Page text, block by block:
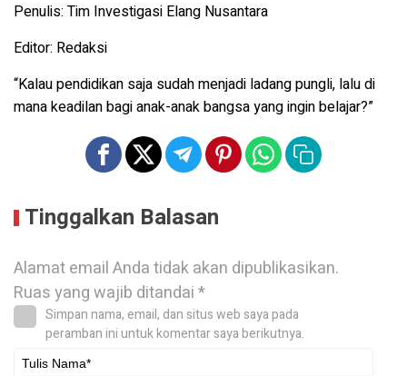
Penulis: Tim Investigasi Elang Nusantara
Editor: Redaksi
“Kalau pendidikan saja sudah menjadi ladang pungli, lalu di
mana keadilan bagi anak-anak bangsa yang ingin belajar?”
Tinggalkan Balasan
Alamat email Anda tidak akan dipublikasikan.
Ruas yang wajib ditandai*
Simpan nama, email, dan situs web saya pada
peramban ini untuk komentar saya berikutnya.